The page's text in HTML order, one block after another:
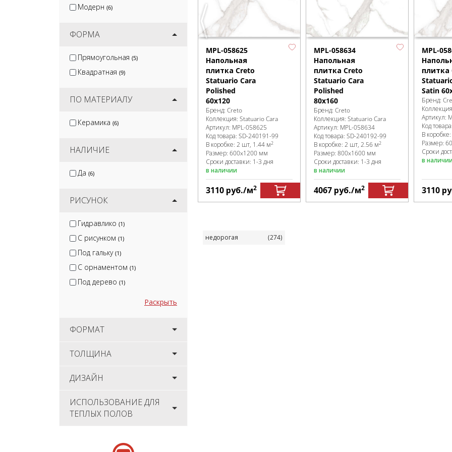
Модерн (6)
ФОРМА
Прямоугольная (5)
Квадратная (9)
ПО МАТЕРИАЛУ
Керамика (6)
НАЛИЧИЕ
Да (6)
РИСУНОК
Гидравлико (1)
С рисунком (1)
Под гальку (1)
С орнаментом (1)
Под дерево (1)
Раскрыть
ФОРМАТ
ТОЛЩИНА
ДИЗАЙН
ИСПОЛЬЗОВАНИЕ ДЛЯ
ТЕПЛЫХ ПОЛОВ
MPL-058625
Напольная
плитка Creto
Statuario Cara
Polished
60x120
Бренд: Creto
Коллекция: Statuario Cara
Артикул: MPL-058625
Код товара: SD-240191-99
В коробке: 2 шт, 1.44 м2
Размер: 600x1200 мм
Сроки доставки: 1-3 дня
в наличии
3110 руб./м2
MPL-058634
Напольная
плитка Creto
Statuario Cara
Polished
80x160
Бренд: Creto
Коллекция: Statuario Cara
Артикул: MPL-058634
Код товара: SD-240192-99
В коробке: 2 шт, 2.56 м2
Размер: 800x1600 мм
Сроки доставки: 1-3 дня
в наличии
4067 руб./м2
MPL-
плитка
Satin
Бренд:
Артикул:
Код товара:
В коробке:
Размер:
Сроки
в наличии
3110
недорогая (274)